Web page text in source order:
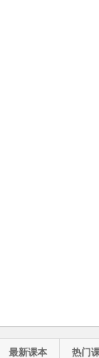
最新课本 热门